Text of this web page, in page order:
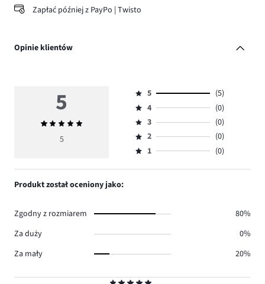
Zapłać później z PayPo | Twisto
Opinie klientów
5
Średnia
ocena
5
Ocena
5,
ilość
głosów
5.
5
(5)
Ocena
4,
ilość
głosów
4
(0)
Ocena
3,
ilość
3
(0)
Ocena
2,
2
(0)
Ocena
1,
1 (0)
Produkt został oceniony jako:
Zgodny z rozmiarem
80%
Za duży
0%
Za mały
20%